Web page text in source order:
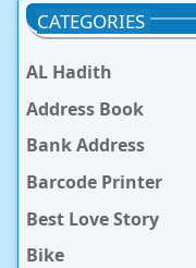
CATEGORIES
AL Hadith
Address Book
Bank Address
Barcode Printer
Best Love Story
Bike